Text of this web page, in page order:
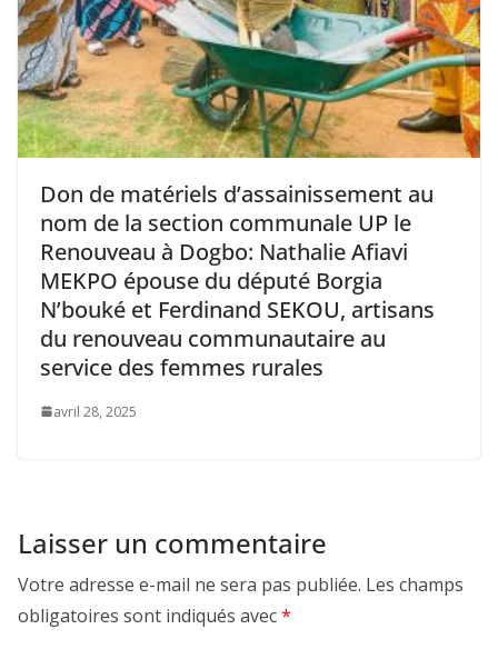
Don de matériels d’assainissement au
nom de la section communale UP le
Renouveau à Dogbo: Nathalie Afiavi
MEKPO épouse du député Borgia
N’bouké et Ferdinand SEKOU, artisans
du renouveau communautaire au
service des femmes rurales
avril 28, 2025
Laisser un commentaire
Votre adresse e-mail ne sera pas publiée. Les champs
obligatoires sont indiqués avec*